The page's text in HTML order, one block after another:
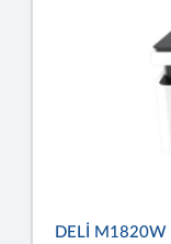
DELİ M1820W